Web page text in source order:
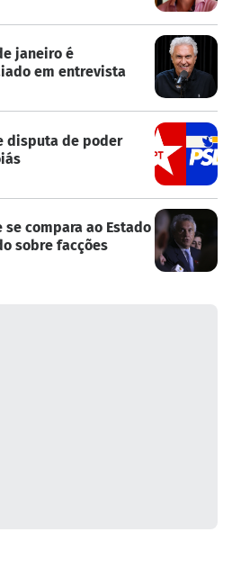
janeiro é
em entrevista
disputa de poder
se compara ao Estado
sobre facções